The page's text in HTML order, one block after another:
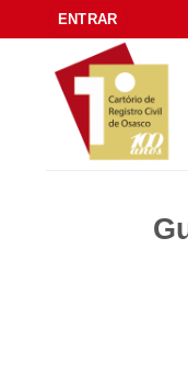
to
content
ENTRAR